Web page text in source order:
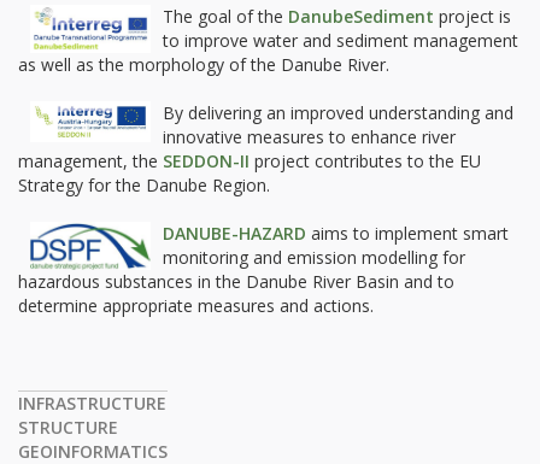
The goal of the DanubeSediment project is
to improve water and sediment management
as well as the morphology of the Danube River.
By delivering an improved understanding and
innovative measures to enhance river
management, the SEDDON-II project contributes to the EU
Strategy for the Danube Region.
DANUBE-HAZARD aims to implement smart
monitoring and emission modelling for
hazardous substances in the Danube River Basin and to
determine appropriate measures and actions.
INFRASTRUCTURE
STRUCTURE
GEOINFORMATICS